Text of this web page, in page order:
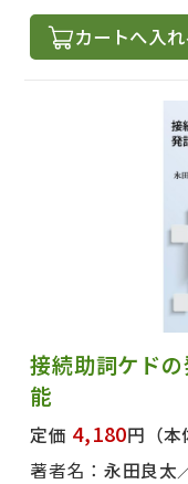
カートへ入れ
接続助詞ケド
能
定価 4,180円 （
著者名： 永田良太